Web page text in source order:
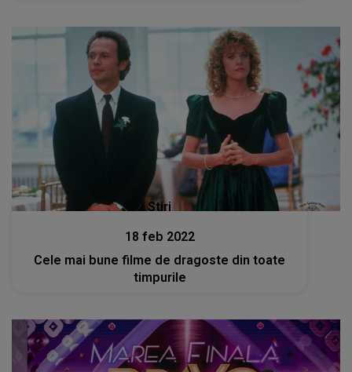
Stiri
18 feb 2022
Cele mai bune filme de dragoste din toate
timpurile